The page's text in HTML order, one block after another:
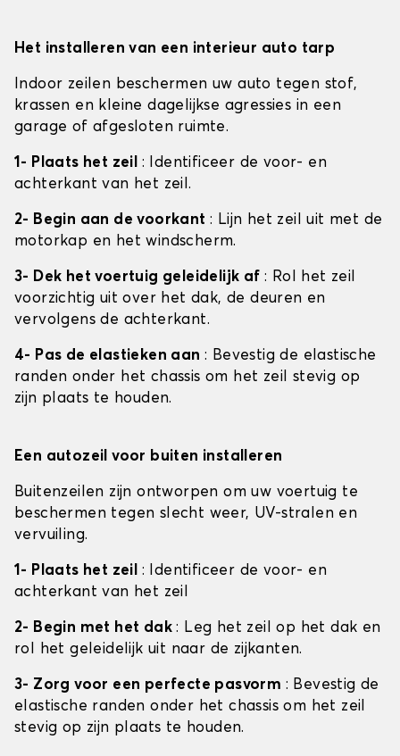
Het installeren van een interieur auto tarp
Indoor zeilen beschermen uw auto tegen stof,
krassen en kleine dagelijkse agressies in een
garage of afgesloten ruimte.
1- Plaats het zeil : Identificeer de voor- en
achterkant van het zeil.
2- Begin aan de voorkant : Lijn het zeil uit met de
motorkap en het windscherm.
3- Dek het voertuig geleidelijk af : Rol het zeil
voorzichtig uit over het dak, de deuren en
vervolgens de achterkant.
4- Pas de elastieken aan : Bevestig de elastische
randen onder het chassis om het zeil stevig op
zijn plaats te houden.
Een autozeil voor buiten installeren
Buitenzeilen zijn ontworpen om uw voertuig te
beschermen tegen slecht weer, UV-stralen en
vervuiling.
1- Plaats het zeil : Identificeer de voor- en
achterkant van het zeil
2- Begin met het dak: Leg het zeil op het dak en
rol het geleidelijk uit naar de zijkanten.
3- Zorg voor een perfecte pasvorm : Bevestig de
elastische randen onder het chassis om het zeil
stevig op zijn plaats te houden.